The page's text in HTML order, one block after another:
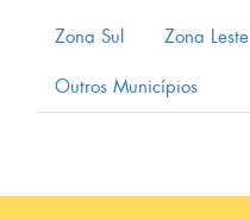
Zona Sul Zona Leste
Outros Municípios